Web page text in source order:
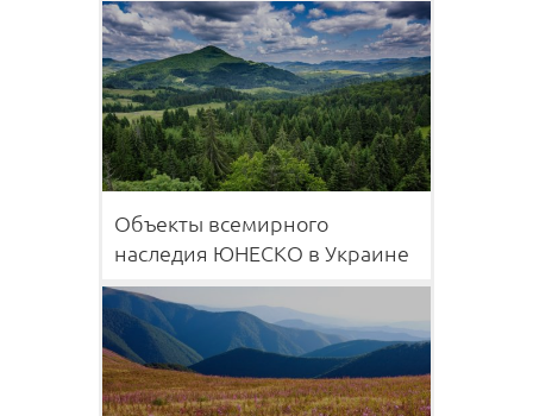
Объекты всемирного
наследия ЮНЕСКО в Украине